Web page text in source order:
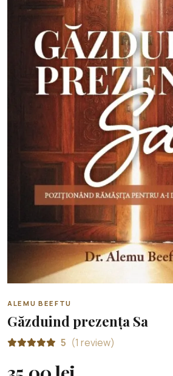
ALEMU BEEFTU
Găzduind prezența Sa
5 (1 review)